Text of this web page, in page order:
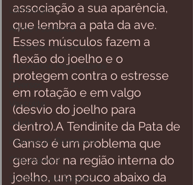
Lombalgia
Artrite Psoriásica
Esclerose Sistêmica
Espondilite Anquilosante
Diversos
Vasculite
Saúde
Polimialgia Reumática
Chikungunya
Síndrome de Sjögren
associação a sua aparência,
que lembra a pata da ave.
Esses músculos fazem a
flexão do joelho e o
protegem contra o estresse
em rotação e em valgo
(desvio do joelho para
dentro).A Tendinite da Pata de
Ganso é um problema que
gera dor na região interna do
joelho, um pouco abaixo da